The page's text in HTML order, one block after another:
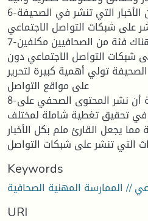
6-أكد الصحافيين على أن الأخبار التي تنشر في الصحيفة
على شبكات التواصل الاجتماعي
7-أثبتت نتائج الدراسة أن هناك فئة من الصحافيين مكلفين
شبكات التواصل الاجتماعي دون
تولي أهمية كبيرة لتحرير
على مواقع التواصل
8-لاحظنا من خلال الدراسة أن نشر المحتوى الصحفي على
تحقيق تغطية شاملة لمختلف
مما يجعل القارئ ملم بكل الأخبار
التي تنشر على شبكات التواصل
Keywords
// الممارسة المهنية الصحافية
URI